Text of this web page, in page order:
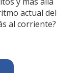
actual del
al corriente?